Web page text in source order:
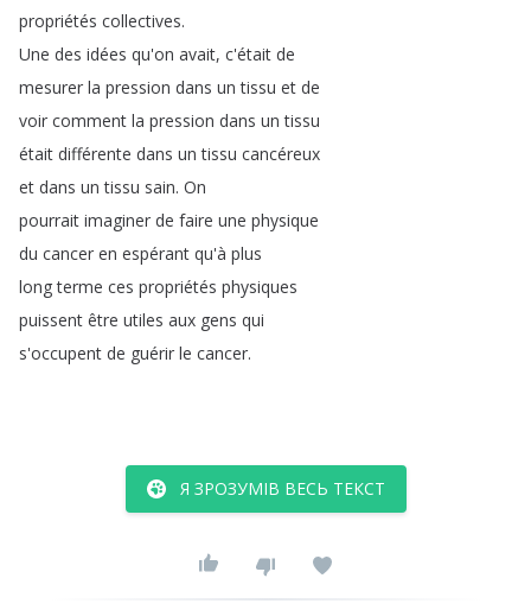
propriétés collectives.
Une des idées qu'on avait, c'était de
mesurer la pression dans un tissu et de
voir comment la pression dans un tissu
était différente dans un tissu cancéreux
et dans un tissu sain. On
pourrait imaginer de faire une physique
du cancer en espérant qu'à plus
long terme ces propriétés physiques
puissent être utiles aux gens qui
s'occupent de guérir le cancer.
Я ЗРОЗУМІВ ВЕСЬ ТЕКСТ